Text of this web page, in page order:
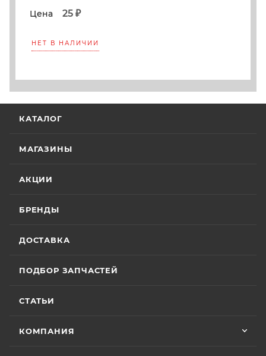
Цена 25 ₽
НЕТ В НАЛИЧИИ
КАТАЛОГ
МАГАЗИНЫ
АКЦИИ
БРЕНДЫ
ДОСТАВКА
ПОДБОР ЗАПЧАСТЕЙ
СТАТЬИ
КОМПАНИЯ